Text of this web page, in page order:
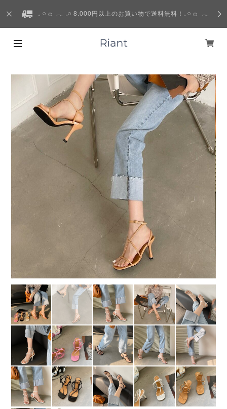
𓈒 𓏸 𓐍 𓂃 𓈒𓏸 8.000円以上のお買い物で送料無料！𓈒 𓏸 𓐍 𓂃